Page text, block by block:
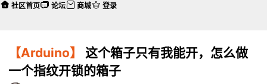
【Arduino】
这个箱子只有我能开，怎么做
一个指纹开锁的箱子
社区首页 论坛 商城 登录